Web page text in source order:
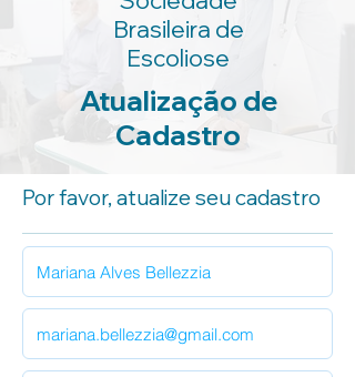
Brasileira de
Escoliose
Atualização de
Cadastro
Por favor, atualize seu cadastro